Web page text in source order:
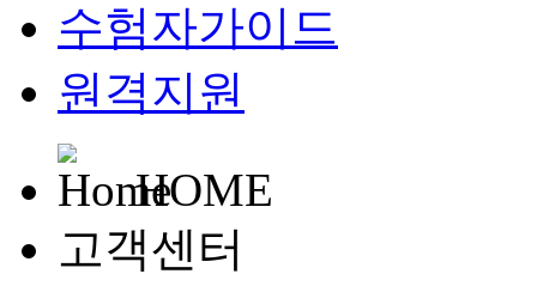
수험자가이드
원격지원
HOME
고객센터